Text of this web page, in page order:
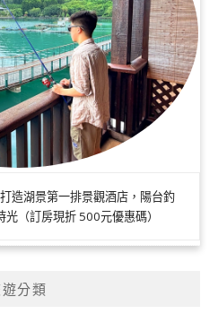
造湖景第一排景觀酒店，陽台釣
（訂房現折 500元優惠碼）
分類